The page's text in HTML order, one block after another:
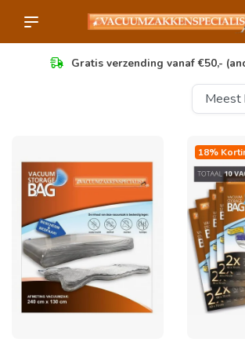
Gratis verzending vanaf €50,-
18%